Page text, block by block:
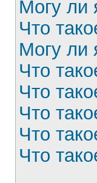
Могу ли
Что
Могу ли
Что
Что
Что
Что
Что